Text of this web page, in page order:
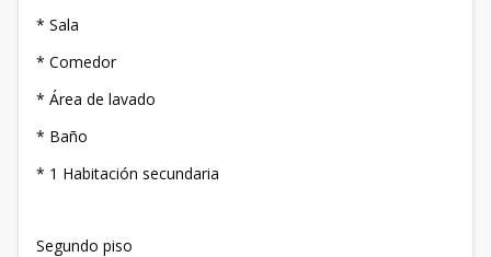
* ⁠Sala
* ⁠Comedor
* ⁠Área de lavado
* ⁠Baño
* 1 Habitación secundaria
Segundo piso